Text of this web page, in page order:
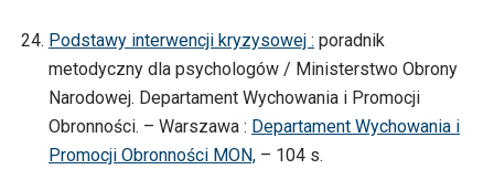
Podstawy interwencji kryzysowej : poradnik
metodyczny dla psychologów / Ministerstwo Obrony
Narodowej. Departament Wychowania i Promocji
Obronności. – Warszawa : Departament Wychowania i
Promocji Obronności MON, – 104 s.